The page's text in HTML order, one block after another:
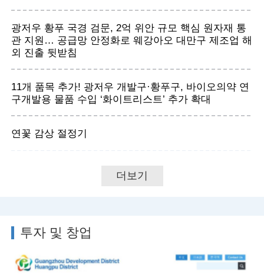
투자 및 창업
광저우 황푸 국경 검문, 2억 위안 규모 핵심 원자재 통
관 지원… 공급망 안정화로 웨강아오 대만구 제조업 해
외 진출 뒷받침
11개 품목 추가! 광저우 개발구·황푸구, 바이오의약 연
구개발용 물품 수입 ‘화이트리스트’ 추가 확대
연꽃 감상 절정기
더보기